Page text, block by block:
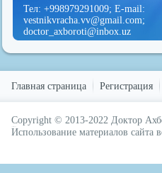
Тел: +998979291009; E-mail:
vestnikvracha.vv@gmail.com;
doctor_axboroti@inbox.uz
Главная страница Регистрация
Copyright © 2013-2022 Доктор
Использование материалов